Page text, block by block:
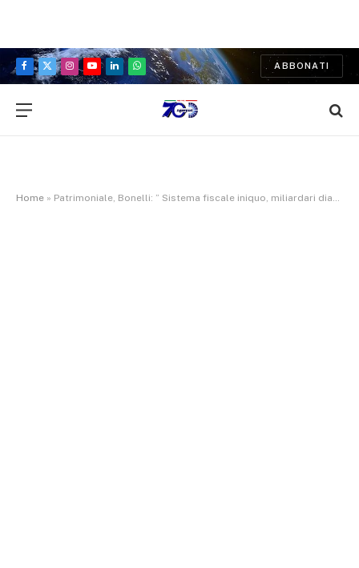
Facebook
X
Instagram
YouTubeLinkedInWhatsApp
ABBONATI
Home » Patrimoniale, Bonelli: ” Sistema fiscale iniquo, miliardari diano un contributo